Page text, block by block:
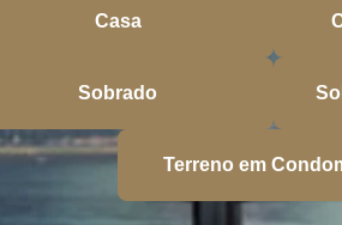
Casa
Sobrado
Terreno em